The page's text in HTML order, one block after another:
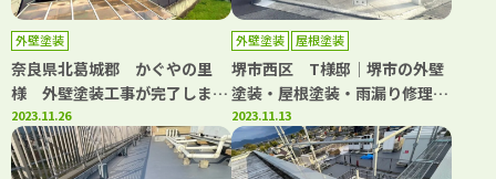
外壁塗装
奈良県北葛城郡 かぐやの里
様 外壁塗装工事が完了しまし
た。│堺市の外壁塗装・屋根塗
装・雨漏り修理専門店 千成工
務店
2023.11.26
外壁塗装 屋根塗装
堺市西区 T様邸│堺市の外壁
塗装・屋根塗装・雨漏り修理専
門店 千成工務店
2023.11.13